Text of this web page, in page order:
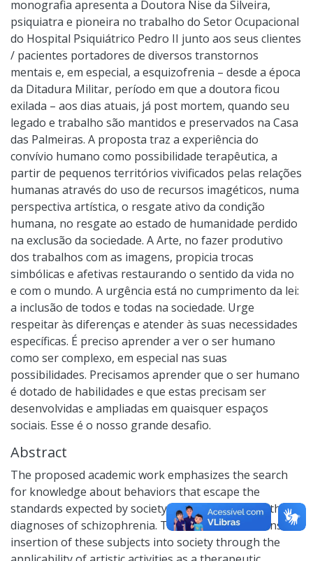
monografia apresenta a Doutora Nise da Silveira,
psiquiatra e pioneira no trabalho do Setor Ocupacional
do Hospital Psiquiátrico Pedro II junto aos seus clientes
/ pacientes portadores de diversos transtornos
mentais e, em especial, a esquizofrenia – desde a época
da Ditadura Militar, período em que a doutora ficou
exilada – aos dias atuais, já post mortem, quando seu
legado e trabalho são mantidos e preservados na Casa
das Palmeiras. A proposta traz a experiência do
convívio humano como possibilidade terapêutica, a
partir de pequenos territórios vivificados pelas relações
humanas através do uso de recursos imagéticos, numa
perspectiva artística, o resgate ativo da condição
humana, no resgate ao estado de humanidade perdido
na exclusão da sociedade. A Arte, no fazer produtivo
dos trabalhos com as imagens, propicia trocas
simbólicas e afetivas restaurando o sentido da vida no
e com o mundo. A urgência está no cumprimento da lei:
a inclusão de todos e todas na sociedade. Urge
respeitar às diferenças e atender às suas necessidades
específicas. É preciso aprender a ver o ser humano
como ser complexo, em especial nas suas
possibilidades. Precisamos aprender que o ser humano
é dotado de habilidades e que estas precisam ser
desenvolvidas e ampliadas em quaisquer espaços
sociais. Esse é o nosso grande desafio.
Abstract
The proposed academic work emphasizes the search
for knowledge about behaviors that escape the
standards expected by society, especially those with
diagnoses of schizophrenia. The research envisions the
insertion of these subjects into society through the